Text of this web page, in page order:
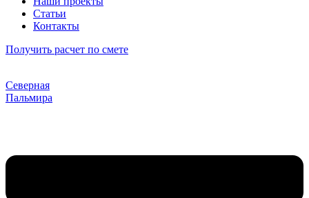
Статьи
Контакты
Получить расчет по смете
Северная
Пальмира